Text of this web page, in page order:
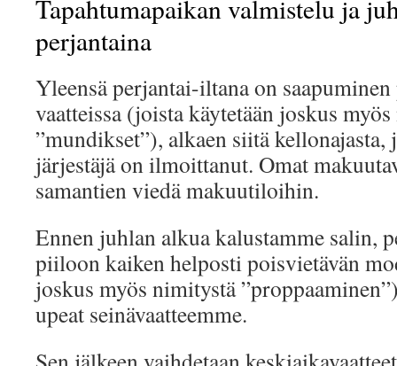
Tapahtumapaikan valmistelu ja
perjantaina
Yleensä perjantai-iltana on
vaatteissa (joista käytetään joskus
”mundikset”), alkaen siitä kellonajasta,
järjestäjä on ilmoittanut. Omat
samantien viedä makuutiloihin.
Ennen juhlan alkua kalustamme salin,
piiloon kaiken helposti poisvietävän
joskus myös nimitystä
upeat seinävaatteemme.